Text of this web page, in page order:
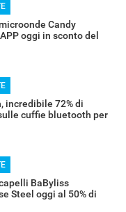
Candy
oggi in sconto del
incredibile 72% di
cuffie bluetooth per
BaByliss
Steel oggi al 50% di